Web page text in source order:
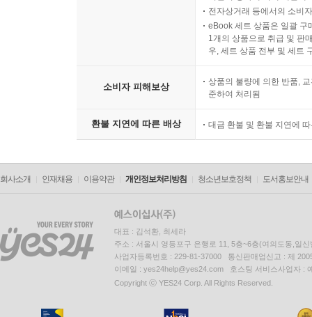
전자상거래 등에서의 소비
eBook 세트 상품은 일괄 구
1개의 상품으로 취급 및 판
우, 세트 상품 전부 및 세트
소비자 피해보상
상품의 불량에 의한 반품,
준하여 처리됨
환불 지연에 따른 배상 대금 환불 및 환불 지연에
회사소개 인재채용 이용약관 개인정보처리방침 청소년보호정책 도서홍보안내
대표 : 김석환, 최세라
주소 : 서울시 영등포구 은행로 11, 5층~6층(여의도동,일신
사업자등록번호 : 229-81-37000 통신판매업신고 : 제
이메일 : yes24help@yes24.com 호스팅 서비스사업자 :
Copyright ⓒ YES24 Corp. All Rights Reserved.